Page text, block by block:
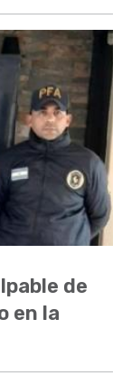
de
en la